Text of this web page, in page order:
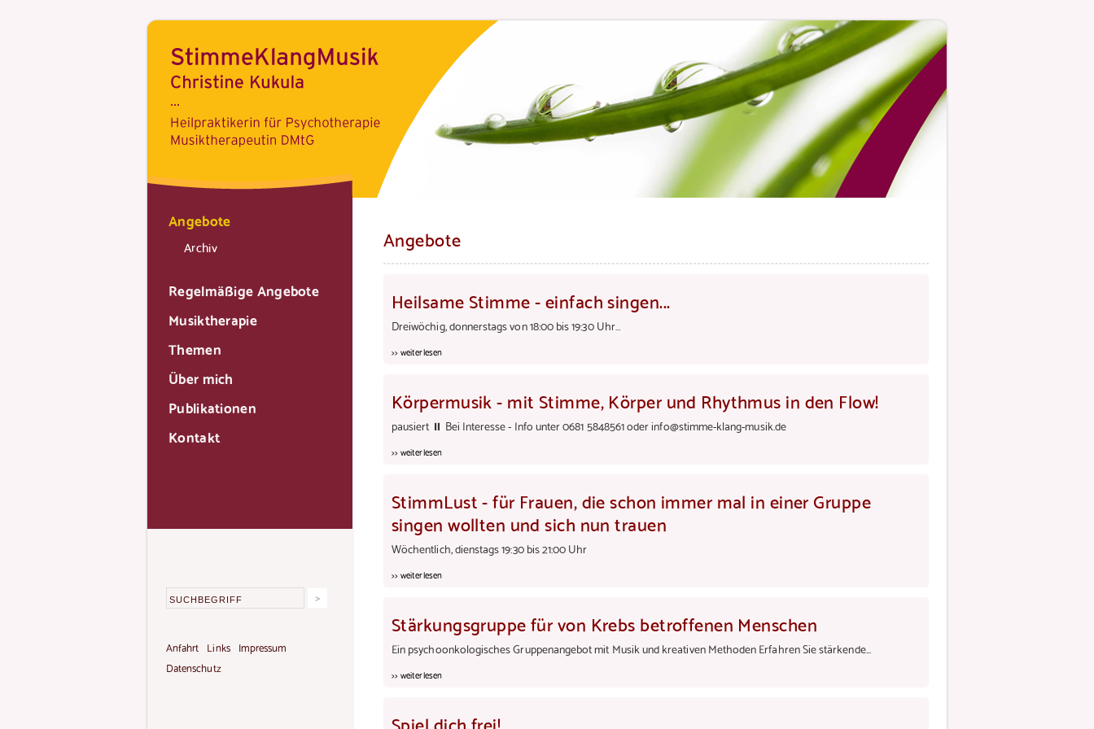
Angebote
Archiv
Regelmäßige Angebote
Musiktherapie
Themen
Über mich
Publikationen
Kontakt
Anfahrt Links Impressum
Datenschutz
Angebote
Heilsame Stimme - einfach singen...
Dreiwöchig, donnerstags von 18:00 bis 19:30 Uhr…
>> weiterlesen
Körpermusik - mit Stimme, Körper und Rhythmus in den Flow!
pausiert ⏸ Bei Interesse - Info unter 0681 5848561 oder info@stimme-klang-musik.de
>> weiterlesen
StimmLust - für Frauen, die schon immer mal in einer Gruppe
singen wollten und sich nun trauen
Wöchentlich, dienstags 19:30 bis 21:00 Uhr
>> weiterlesen
Stärkungsgruppe für von Krebs betroffenen Menschen
Ein psychoonkologisches Gruppenangebot mit Musik und kreativen Methoden Erfahren Sie stärkende...
>> weiterlesen